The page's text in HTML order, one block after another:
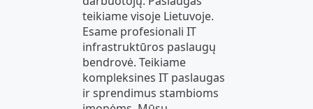
teikiame visoje Lietuvoje.
Esame profesionali IT
infrastruktūros paslaugų
bendrovė. Teikiame
kompleksines IT paslaugas
ir sprendimus stambioms